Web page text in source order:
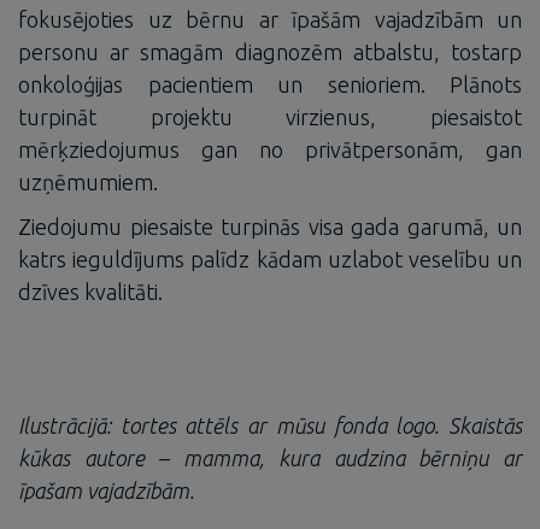
fokusējoties uz bērnu ar īpašām vajadzībām un
personu ar smagām diagnozēm atbalstu, tostarp
onkoloģijas pacientiem un senioriem. Plānots
turpināt projektu virzienus, piesaistot
mērķziedojumus gan no privātpersonām, gan
uzņēmumiem.
Ziedojumu piesaiste turpinās visa gada garumā, un
katrs ieguldījums palīdz kādam uzlabot veselību un
dzīves kvalitāti.
Ilustrācijā: tortes attēls ar mūsu fonda logo. Skaistās
kūkas autore – mamma, kura audzina bērniņu ar
īpašam vajadzībām.